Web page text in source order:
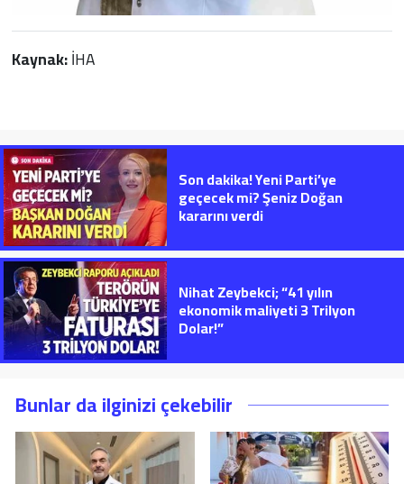
Kaynak:İHA
Son dakika! Yeni Parti’ye
geçecek mi? Şeniz Doğan
kararını verdi
Nihat Zeybekci; “41 yılın
ekonomik maliyeti 3 Trilyon
Dolar!”
Bunlar da ilginizi çekebilir